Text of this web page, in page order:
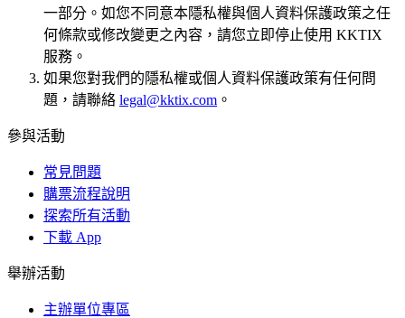
一部分。如您不同意本隱私權與個人資料保護政策之任
何條款或修改變更之內容，請您立即停止使用 KKTIX
服務。
如果您對我們的隱私權或個人資料保護政策有任何問
題，請聯絡 legal@kktix.com 。
參與活動
常見問題
購票流程說明
探索所有活動
下載 App
舉辦活動
主辦單位專區